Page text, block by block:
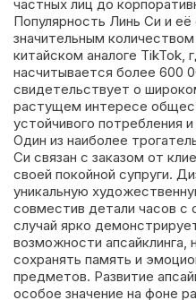
частных лиц до
Популярность Линь Си и
значительным
китайском аналоге TikTok,
насчитывается более 600
свидетельствует о
растущем интересе
устойчивого потребления
Один из наиболее
Си связан с заказом от
своей покойной супруги.
уникальную
совместив детали часов
случай ярко
возможности апсайклинга,
сохранять память и
предметов. Развитие
особое значение на фоне